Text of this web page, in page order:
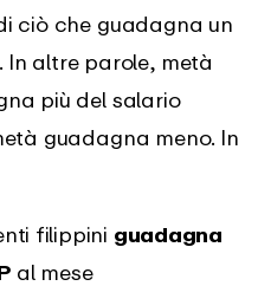
ciò che guadagna un
altre parole, metà
più del salario
guadagna meno. In
filippini guadagna
al mese